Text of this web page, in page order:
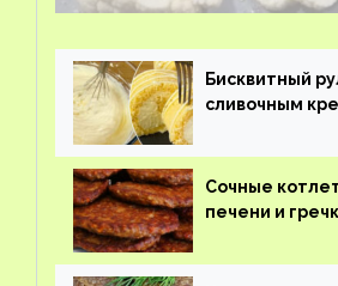
Бисквитный
сливочным
Сочные
печени и